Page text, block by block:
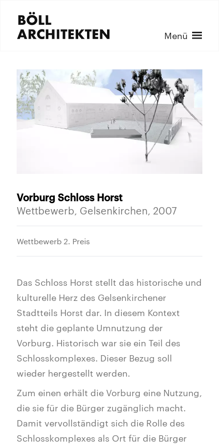
Menü
Vorburg Schloss Horst
Wettbewerb, Gelsenkirchen, 2007
Wettbewerb 2. Preis
Das Schloss Horst stellt das historische und
kulturelle Herz des Gelsenkirchener
Stadtteils Horst dar. In diesem Kontext
steht die geplante Umnutzung der
Vorburg. Historisch war sie ein Teil des
Schlosskomplexes. Dieser Bezug soll
wieder hergestellt werden.
Zum einen erhält die Vorburg eine Nutzung,
die sie für die Bürger zugänglich macht.
Damit vervollständigt sich die Rolle des
Schlosskomplexes als Ort für die Bürger